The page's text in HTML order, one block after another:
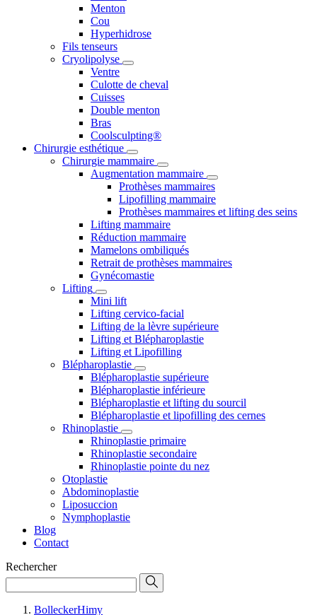
Menton
Cou
Hyperhidrose
Fils tenseurs
Cryolipolyse
Ventre
Culotte de cheval
Cuisses
Double menton
Bras
Coolsculpting®
Chirurgie esthétique
Chirurgie mammaire
Augmentation mammaire
Prothèses mammaires
Lipofilling mammaire
Prothèses mammaires et lifting des seins
Lifting mammaire
Réduction mammaire
Mamelons ombiliqués
Retrait de prothèses mammaires
Gynécomastie
Lifting
Mini lift
Lifting cervico-facial
Lifting de la lèvre supérieure
Lifting et Blépharoplastie
Lifting et Lipofilling
Blépharoplastie
Blépharoplastie supérieure
Blépharoplastie inférieure
Blépharoplastie et lifting du sourcil
Blépharoplastie et lipofilling des cernes
Rhinoplastie
Rhinoplastie primaire
Rhinoplastie secondaire
Rhinoplastie pointe du nez
Otoplastie
Abdominoplastie
Liposuccion
Nymphoplastie
Blog
Contact
Rechercher
BolleckerHimy